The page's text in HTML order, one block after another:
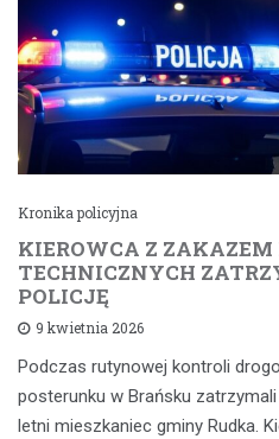
Kronika policyjna
KIEROWCA Z ZAKAZEM
TECHNICZNYCH
POLICJĘ
9 kwietnia 2026
Podczas rutynowej kontroli
posterunku w Brańsku
letni mieszkaniec gminy Rudka.